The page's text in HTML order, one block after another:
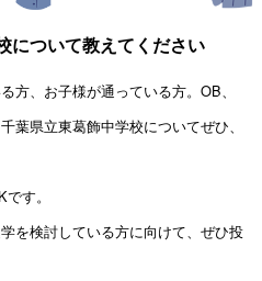
について教えてください
方、お子様が通っている方。OB、
葉県立東葛飾中学校についてぜひ、
す。
を検討している方に向けて、ぜひ投